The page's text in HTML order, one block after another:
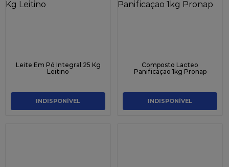
Leite Em Pó Integral 25 Kg
Leitino
INDISPONÍVEL
Composto Lacteo
Panificaçao 1kg Pronap
INDISPONÍVEL